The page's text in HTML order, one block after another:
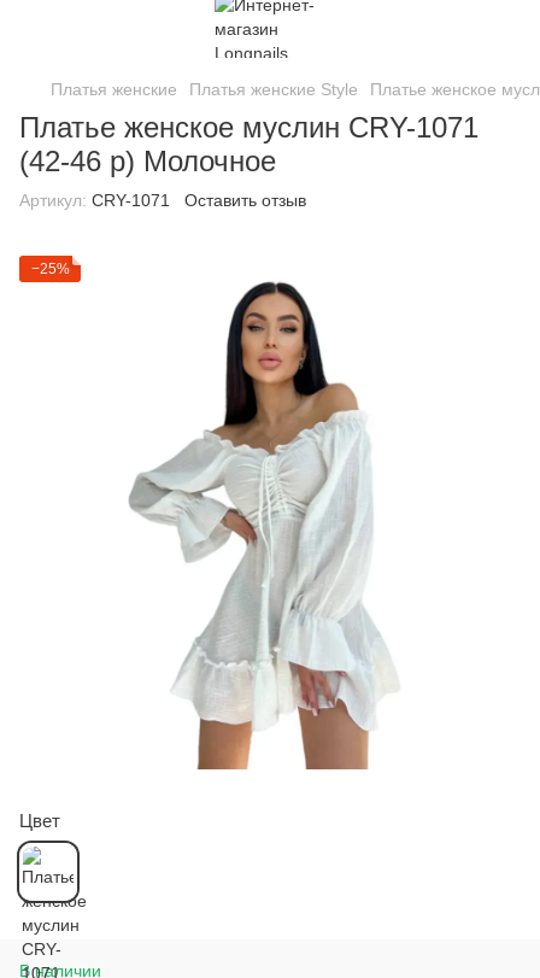
Платья женские Платья женские Style Платье женское
Платье женское муслин CRY-1071
(42-46 р) Молочное
Артикул: CRY-1071 Оставить отзыв
−25%
Цвет
В наличии